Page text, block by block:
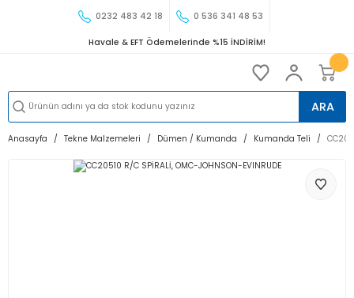
0232 483 42 18 0 536 341 48 53
Havale & EFT Ödemelerinde %15 İNDİRİM!
ARA
Anasayfa Tekne Malzemeleri Dümen / Kumanda Kumanda Teli